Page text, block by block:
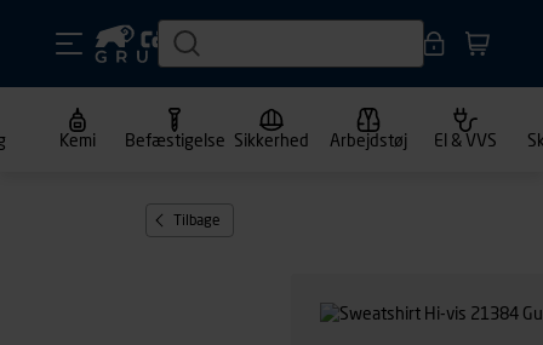
Kemi Befæstigelse Sikkerhed Arbejdstøj El & VVS
Tilbage